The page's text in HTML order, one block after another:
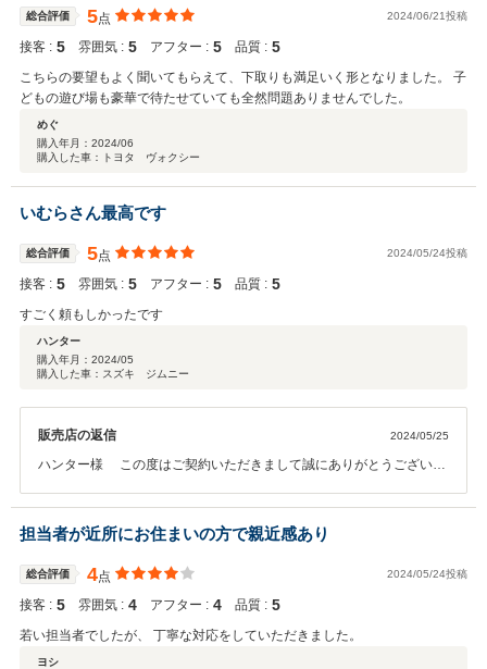
総合評価 5点 2024/06/21投稿
接客 : 5 雰囲気 : 5 アフター : 5 品質 : 5
こちらの要望もよく聞いてもらえて、下取りも満足いく形となりました。 子
どもの遊び場も豪華で待たせていても全然問題ありませんでした。
めぐ
購入年月： 2024/06
購入した車：トヨタ ヴォクシー
いむらさん最高です
総合評価 5点 2024/05/24投稿
接客 : 5 雰囲気 : 5 アフター : 5 品質 : 5
すごく頼もしかったです
ハンター
購入年月： 2024/05
購入した車：スズキ ジムニー
販売店の返信 2024/05/25
ハンター様 この度はご契約いただきまして誠にありがとうございま
評価をいただきまして、社員一同心から感謝しております。今後も担
当者だけでなく、スタッフ全員で全力でフォローさせていただきます
ので、安心してカーライフをお楽しみください。 今後とも、どうぞ宜
しくお願い致します。
担当者が近所にお住まいの方で親近感あり
総合評価 4点 2024/05/24投稿
接客 : 5 雰囲気 : 4 アフター : 4 品質 : 5
若い担当者でしたが、 丁寧な対応をしていただきました。
ヨシ